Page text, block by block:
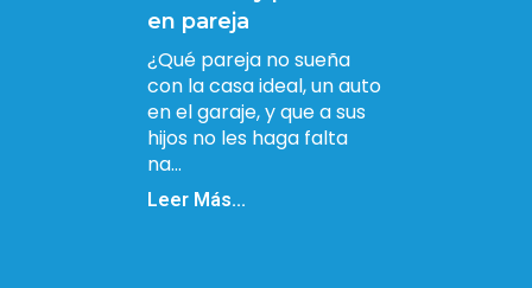
en pareja
¿Qué pareja no sueña
con la casa ideal, un auto
en el garaje, y que a sus
hijos no les haga falta
na...
Leer Más...